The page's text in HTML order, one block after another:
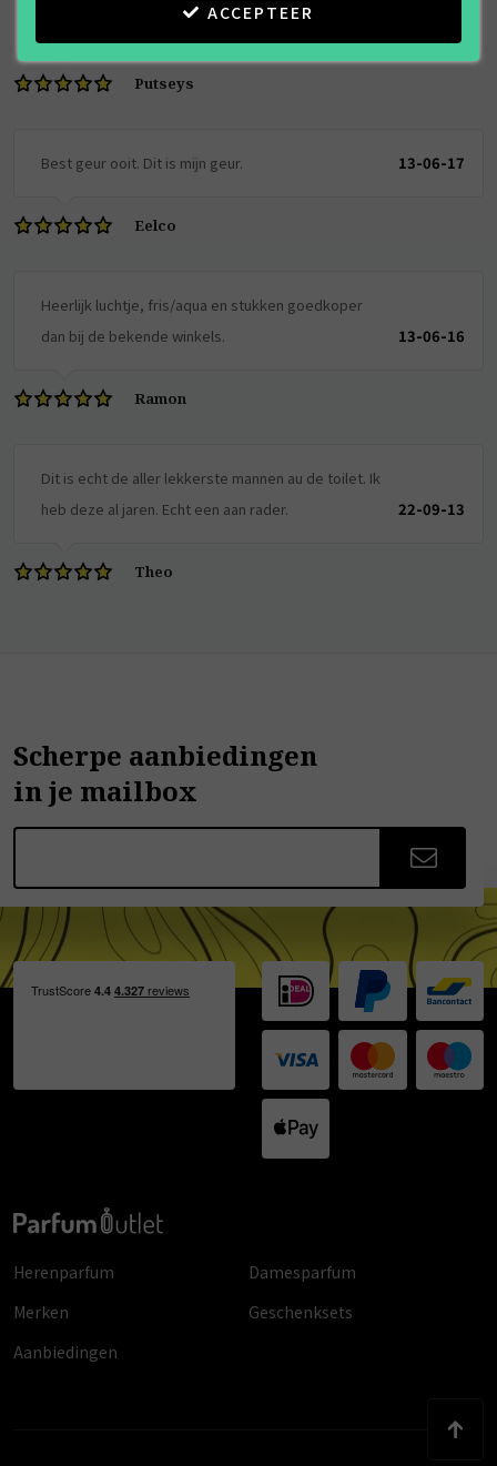
goede condities, snel beslist en snel afgewerkt!
Putseys
Best geur ooit. Dit is mijn geur. 13-06-17
Eelco
Heerlijk luchtje, fris/aqua en stukken goedkoper
dan bij de bekende winkels.
13-06-16
Ramon
Dit is echt de aller lekkerste mannen au de toilet. Ik
heb deze al jaren. Echt een aan rader.
22-09-13
Theo
Scherpe aanbiedingen
in je mailbox
Herenparfum
Damesparfum
Merken
Geschenksets
Aanbiedingen
ACCEPTEER